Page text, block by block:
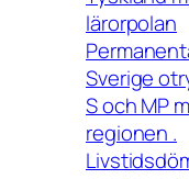
lärorpolan
Sverige
S och MP
regionen .